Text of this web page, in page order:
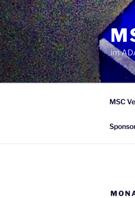
Zum
Inhalt
springen
im
MSC